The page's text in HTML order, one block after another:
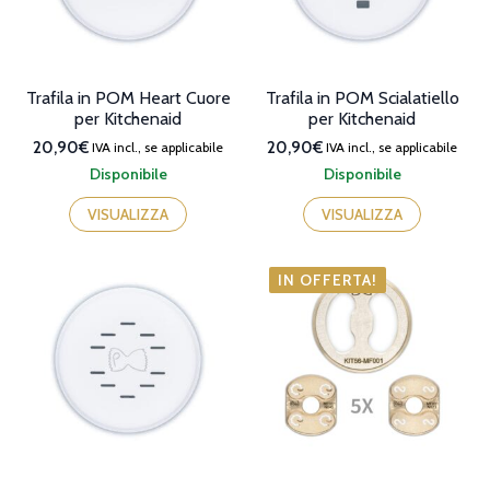
Disponibile
Trafila in POM Heart Cuore
per Kitchenaid
20,90€ IVA incl., se applicabile
VISUALIZZA
Disponibile
Trafila in POM Scialatiello
per Kitchenaid
20,90€ IVA incl., se applicabile
VISUALIZZA
IN OFFERTA!